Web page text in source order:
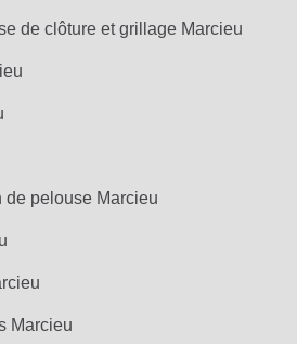
de clôture et grillage Marcieu
de pelouse Marcieu
Marcieu